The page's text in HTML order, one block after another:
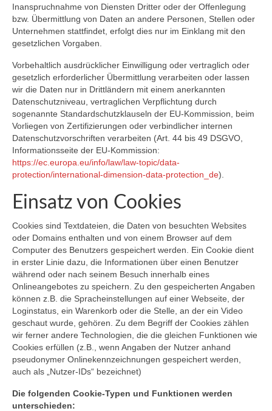
Inanspruchnahme von Diensten Dritter oder der Offenlegung
bzw. Übermittlung von Daten an andere Personen, Stellen oder
Unternehmen stattfindet, erfolgt dies nur im Einklang mit den
gesetzlichen Vorgaben.
Vorbehaltlich ausdrücklicher Einwilligung oder vertraglich oder
gesetzlich erforderlicher Übermittlung verarbeiten oder lassen
wir die Daten nur in Drittländern mit einem anerkannten
Datenschutzniveau, vertraglichen Verpflichtung durch
sogenannte Standardschutzklauseln der EU-Kommission, beim
Vorliegen von Zertifizierungen oder verbindlicher internen
Datenschutzvorschriften verarbeiten (Art. 44 bis 49 DSGVO,
Informationsseite der EU-Kommission:
https://ec.europa.eu/info/law/law-topic/data-
protection/international-dimension-data-protection_de).
Einsatz von Cookies
Cookies sind Textdateien, die Daten von besuchten Websites
oder Domains enthalten und von einem Browser auf dem
Computer des Benutzers gespeichert werden. Ein Cookie dient
in erster Linie dazu, die Informationen über einen Benutzer
während oder nach seinem Besuch innerhalb eines
Onlineangebotes zu speichern. Zu den gespeicherten Angaben
können z.B. die Spracheinstellungen auf einer Webseite, der
Loginstatus, ein Warenkorb oder die Stelle, an der ein Video
geschaut wurde, gehören. Zu dem Begriff der Cookies zählen
wir ferner andere Technologien, die die gleichen Funktionen wie
Cookies erfüllen (z.B., wenn Angaben der Nutzer anhand
pseudonymer Onlinekennzeichnungen gespeichert werden,
auch als „Nutzer-IDs“ bezeichnet)
Die folgenden Cookie-Typen und Funktionen werden
unterschieden: